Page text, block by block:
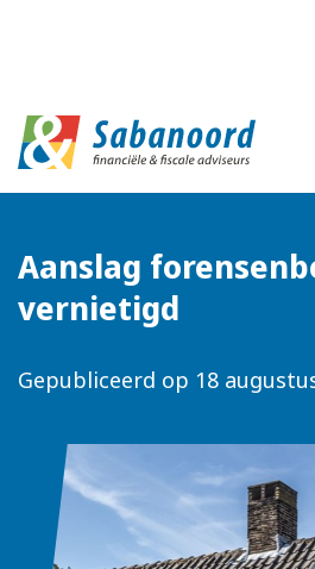
Aanslag
vernietigd
Gepubliceerd op 18